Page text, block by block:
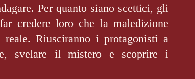
Per quanto siano scettici, gli
credere loro che la maledizione
reale. Riusciranno i protagonisti a
svelare il mistero e scoprire i